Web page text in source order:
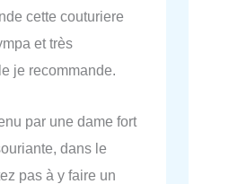
cette couturiere
et très
je recommande.
par une dame fort
dans le
pas à y faire un